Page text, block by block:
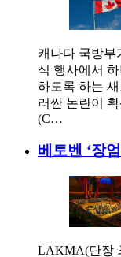
캐나다 국방부
식 행사에서
하도록 하는
러싼 논란이
(C…
베토벤 ‘장
LAKMA(단장